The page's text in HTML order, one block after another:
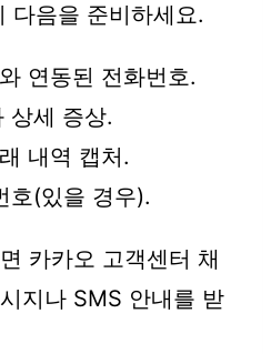
다음을 준비하세요.
연동된 전화번호.
상세 증상.
내역 캡처.
호(있을 경우).
카카오 고객센터 채
지나 SMS 안내를 받